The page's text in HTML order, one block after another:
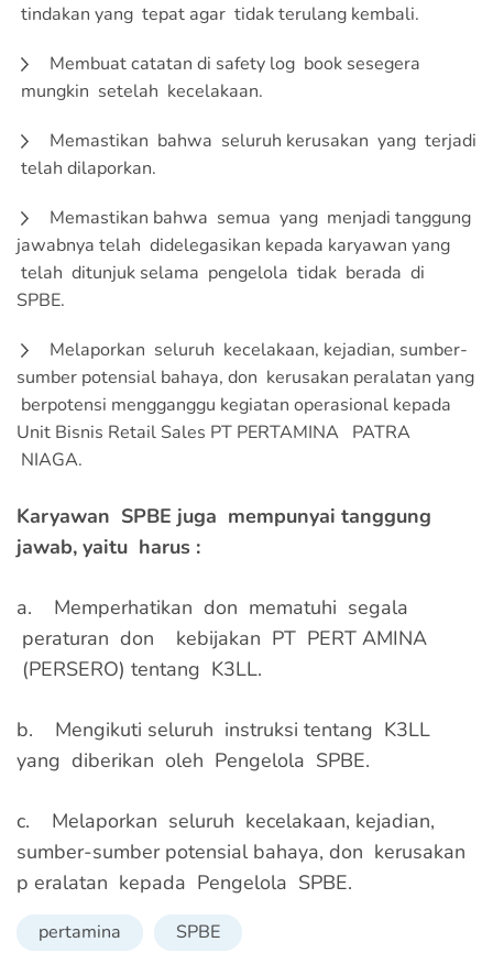
tindakan yang tepat agar tidak terulang kembali.
Membuat catatan di safety log book sesegera
mungkin setelah kecelakaan.
Memastikan bahwa seluruh kerusakan yang terjadi
telah dilaporkan.
Memastikan bahwa semua yang menjadi tanggung
jawabnya telah didelegasikan kepada karyawan yang
telah ditunjuk selama pengelola tidak berada di
SPBE.
Melaporkan seluruh kecelakaan, kejadian, sumber-
sumber potensial bahaya, don kerusakan peralatan yang
berpotensi mengganggu kegiatan operasional kepada
Unit Bisnis Retail Sales PT PERTAMINA PATRA
NIAGA.
Karyawan SPBE juga mempunyai tanggung
jawab, yaitu harus :
a. Memperhatikan don mematuhi segala
peraturan don kebijakan PT PERT AMINA
(PERSERO) tentang K3LL.
b. Mengikuti seluruh instruksi tentang K3LL
yang diberikan oleh Pengelola SPBE.
c. Melaporkan seluruh kecelakaan, kejadian,
sumber-sumber potensial bahaya, don kerusakan
p eralatan kepada Pengelola SPBE.
pertamina SPBE